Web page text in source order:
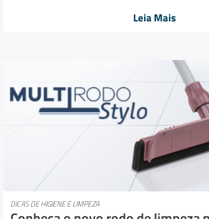
Leia Mais
DICAS DE HIGIENE E LIMPEZA